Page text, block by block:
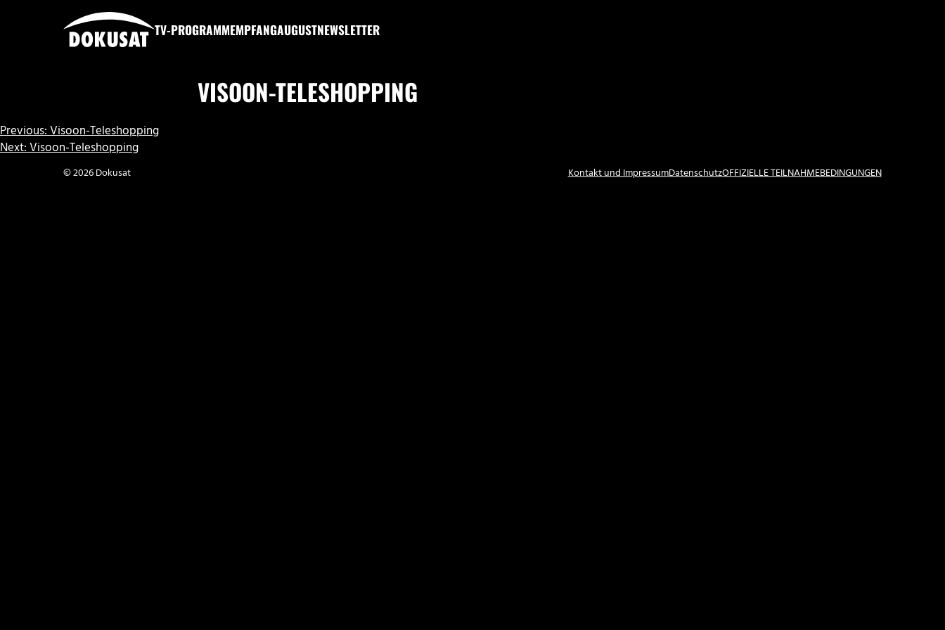
TV-PROGRAMMEMPFANGAUGUSTNEWSLETTER
VISOON-TELESHOPPING
BEITRAGSNAVIGATION
Previous:Visoon-Teleshopping
Next:Visoon-Teleshopping
© 2026 Dokusat Kontakt und ImpressumDatenschutzOFFIZIELLE TEILNAHMEBEDINGUNGEN